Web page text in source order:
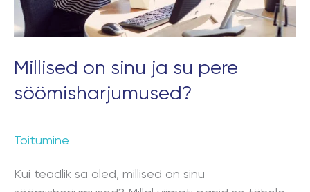
Millised on sinu ja su pere
söömisharjumused?
Toitumine
Kui teadlik sa oled, millised on sinu